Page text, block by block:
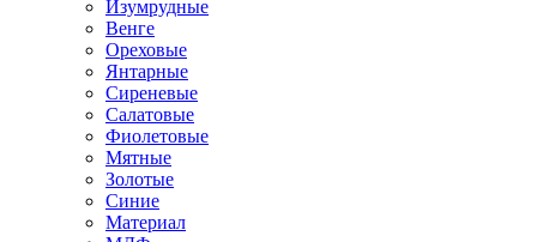
Изумрудные
Венге
Ореховые
Янтарные
Сиреневые
Салатовые
Фиолетовые
Мятные
Золотые
Синие
Материал